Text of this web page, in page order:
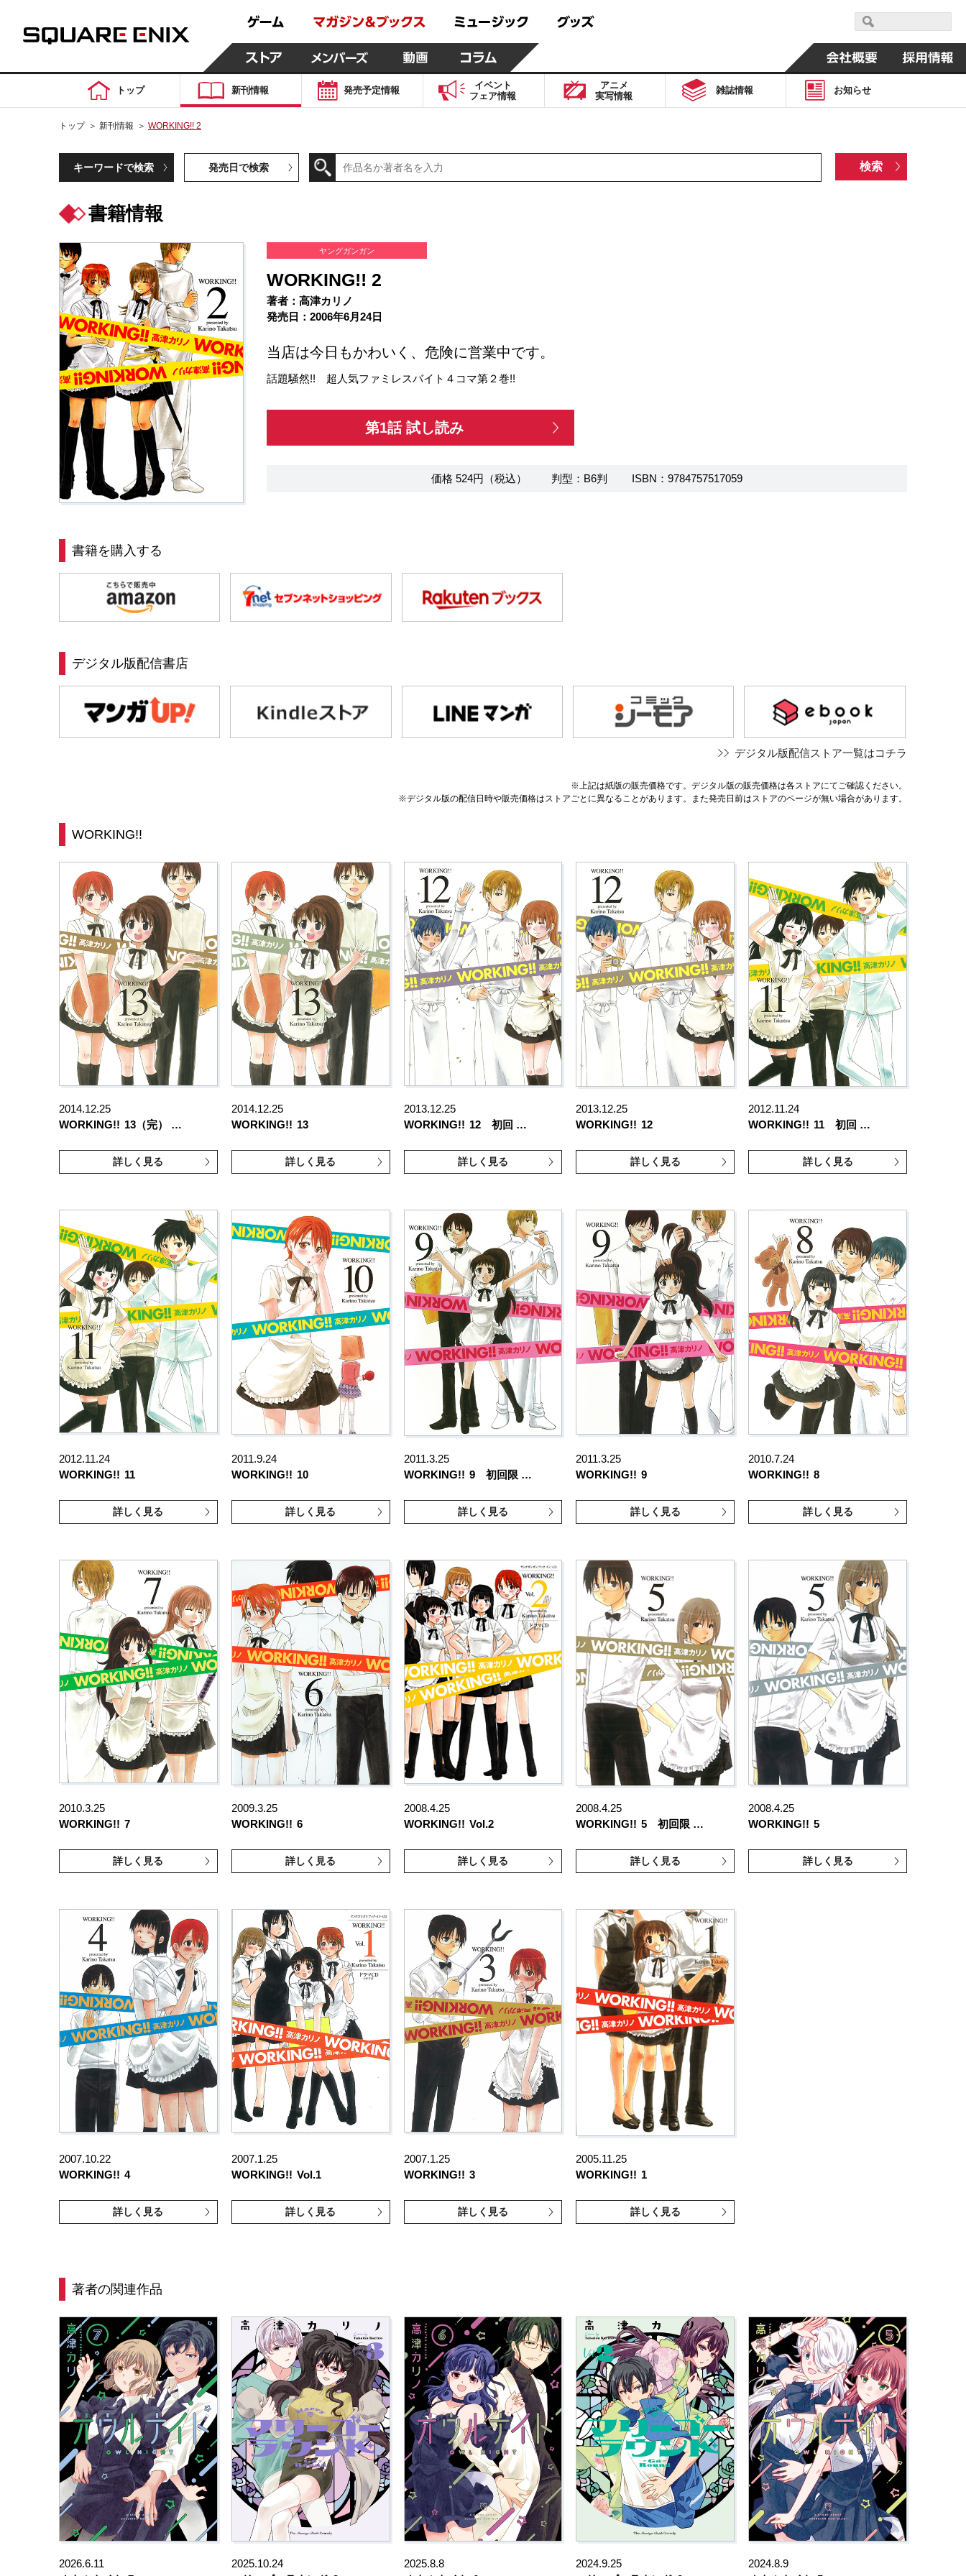
トップ 新刊情報 発売予定情報
イベント
フェア情報
アニメ
実写情報
雑誌情報 お知らせ
トップ ＞ 新刊情報 ＞ WORKING!! 2
キーワードで検索 発売日で検索
書籍情報
ヤングガンガン
WORKING!! 2
著者：高津カリノ
発売日：2006年6月24日
当店は今日もかわいく、危険に営業中です。
話題騒然!! 超人気ファミレスバイト４コマ第２巻!!
第1話 試し読み
価格 524円（税込） 判型：B6判 ISBN：9784757517059
書籍を購入する
デジタル版配信書店
デジタル版配信ストア一覧はコチラ
※上記は紙版の販売価格です。デジタル版の販売価格は各ストアにてご確認ください。
※デジタル版の配信日時や販売価格はストアごとに異なることがあります。また発売日前はストアのページが無い場合があります。
WORKING!!
2014.12.25
WORKING!! 13（完） …
詳しく見る
2014.12.25
WORKING!! 13
詳しく見る
2013.12.25
WORKING!! 12 初回 …
詳しく見る
2013.12.25
WORKING!! 12
詳しく見る
2012.11.24
WORKING!! 11 初回 …
詳しく見る
2012.11.24
WORKING!! 11
詳しく見る
2011.9.24
WORKING!! 10
詳しく見る
2011.3.25
WORKING!! 9 初回限 …
詳しく見る
2011.3.25
WORKING!! 9
詳しく見る
2010.7.24
WORKING!! 8
詳しく見る
2010.3.25
WORKING!! 7
詳しく見る
2009.3.25
WORKING!! 6
詳しく見る
2008.4.25
WORKING!! Vol.2
詳しく見る
2008.4.25
WORKING!! 5 初回限 …
詳しく見る
2008.4.25
WORKING!! 5
詳しく見る
2007.10.22
WORKING!! 4
詳しく見る
2007.1.25
WORKING!! Vol.1
詳しく見る
2007.1.25
WORKING!! 3
詳しく見る
2005.11.25
WORKING!! 1
詳しく見る
著者の関連作品
2026.6.11
2025.10.24
2025.8.8
2024.9.25
2024.8.9